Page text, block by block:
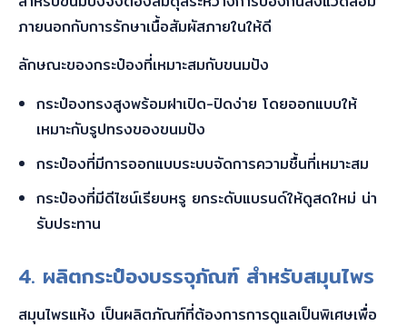
ภายนอกกับการรักษาเนื้อสัมผัสภายในให้ดี
ลักษณะของกระป๋องที่เหมาะสมกับขนมปัง
กระป๋องทรงสูงพร้อมฝาเปิด-ปิดง่าย โดยออกแบบให้
เหมาะกับรูปทรงของขนมปัง
กระป๋องที่มีการออกแบบระบบจัดการความชื้นที่เหมาะสม
กระป๋องที่มีดีไซน์เรียบหรู ยกระดับแบรนด์ให้ดูสดใหม่ น่า
รับประทาน
4. ผลิตกระป๋องบรรจุภัณฑ์ สำหรับสมุนไพร
สมุนไพรแห้ง เป็นผลิตภัณฑ์ที่ต้องการการดูแลเป็นพิเศษเพื่อ